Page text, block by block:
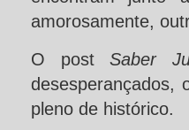
amorosamente,
O postSaber
desesperançados,
pleno de histórico.